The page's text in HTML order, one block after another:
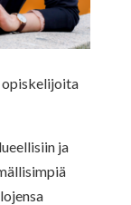
ja